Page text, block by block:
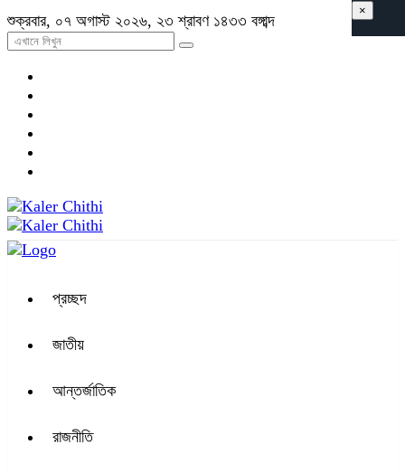
শুক্রবার, ০৭ অগাস্ট ২০২৬, ২৩ শ্রাবণ ১৪৩৩ বঙ্গাব্দ
প্রচ্ছদ
জাতীয়
আন্তর্জাতিক
রাজনীতি
×